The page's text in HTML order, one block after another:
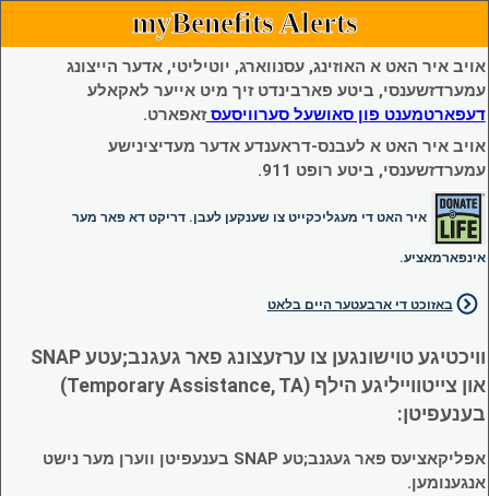
myBenefits Alerts
אויב איר האט א האוזינג, עסנווארג, יוטיליטי, אדער הייצונג
עמערדזשענסי, ביטע פארבינדט זיך מיט אייער לאקאלע
דעפארטמענט פון סאושעל סערוויסעסזאפארט.
אויב איר האט א לעבנס-דראענדע אדער מעדיצינישע
עמערדזשענסי, ביטע רופט 911.
איר האט די מעגליכקייט צו שענקען לעבן. דריקט דא פאר מער
אינפארמאציע.
באזוכט די ארבעטער היים בלאט
וויכטיגע טוישונגען צו ערזעצונג פאר געגנב;עטע SNAP
און צייטווייליגע הילף (Temporary Assistance, TA)
בענעפיטן:
אפליקאציעס פאר געגנב;טע SNAP בענעפיטן ווערן מער נישט
אנגענומען.